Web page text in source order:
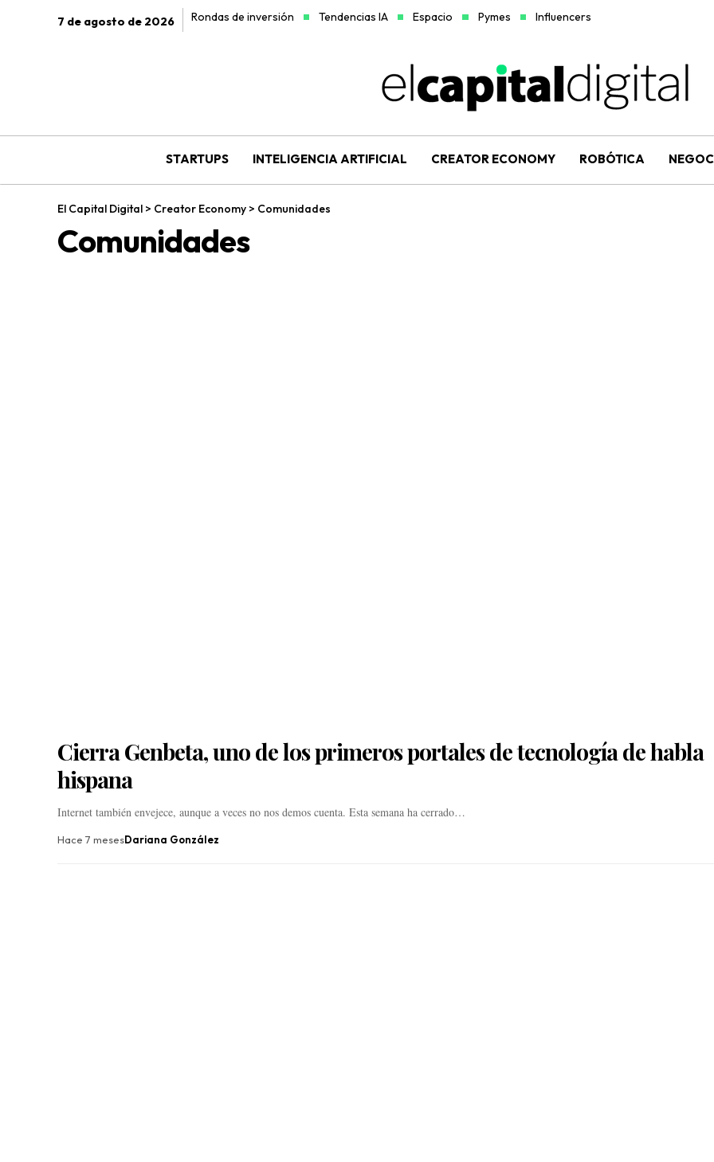
7 de agosto de 2026 Rondas de inversión Tendencias IA Espacio Pymes Influencers
STARTUPS INTELIGENCIA ARTIFICIAL CREATOR ECONOMY ROBÓTICA
El Capital Digital > Creator Economy > Comunidades
Comunidades
Cierra Genbeta, uno de los primeros portales de tecnología de habla
hispana
Internet también envejece, aunque a veces no nos demos cuenta. Esta semana ha cerrado…
Hace 7 mesesDariana González